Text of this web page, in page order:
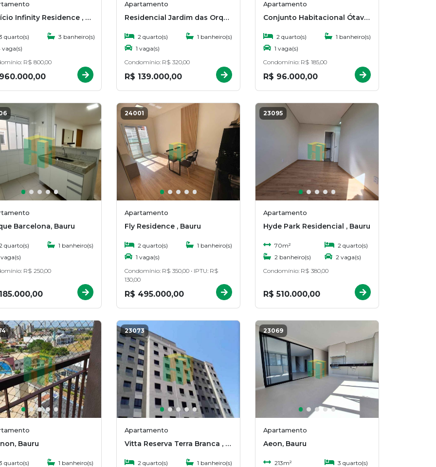
Edifício Infinity Residence , Bauru
quarto(s)
3 banheiro(s)
vaga(s)
R$ 800,00
Apartamento
Residencial Jardim das Orquídeas, Bauru
2 quarto(s)
1 banheiro(s)
1 vaga(s)
Condomínio: R$ 320,00
R$ 139.000,00
Apartamento
Conjunto Habitacional Ótavio Rasi, Bauru
2 quarto(s)
1 banheiro(s)
1 vaga(s)
Condomínio: R$ 185,00
R$ 96.000,00
Barcelona, Bauru
quarto(s)
1 banheiro(s)
vaga(s)
R$ 250,00
24001
Apartamento
Fly Residence , Bauru
2 quarto(s)
1 banheiro(s)
1 vaga(s)
Condomínio: R$ 350,00 • IPTU: R$
130,00
R$ 495.000,00
23095
Apartamento
Hyde Park Residencial , Bauru
70m²
2 quarto(s)
2 banheiro(s)
2 vaga(s)
Condomínio: R$ 380,00
R$ 510.000,00
Bauru
quarto(s)
1 banheiro(s)
23073
Apartamento
Vitta Reserva Terra Branca , Bauru
2 quarto(s)
1 banheiro(s)
23069
Apartamento
Aeon, Bauru
213m²
3 quarto(s)